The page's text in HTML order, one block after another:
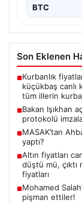
BTC
Son Eklenen
■Kurbanlık
küçükbaş canlı
tüm illerin
■Bakan Işıkhan
protokolü
■MASAK’tan
yaptı?
■Altın fiyatları
düştü mü, çıktı
fiyatları
■Mohamed
pişman ettiler!